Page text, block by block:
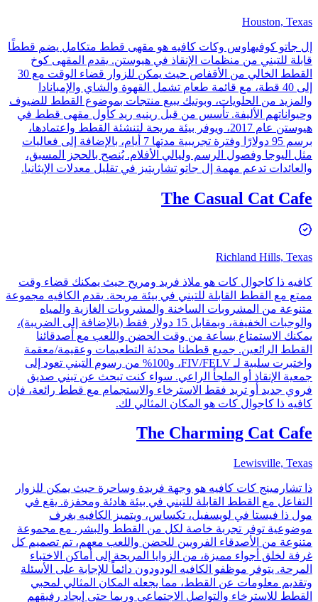
Houston, Texas
إل جاتو كوفيهاوس وكات كافيه هو مقهى قطط متكامل يضم قططًا
قابلة للتبني من منظمات الإنقاذ في هيوستن. يقدم المقهى كوخ
القطط الخالي من الأقفاص حيث يمكن للزوار قضاء الوقت مع 30
إلى 40 قطة، مع قائمة طعام تشمل القهوة والشاي والإمبانادا
والمزيد من الحلويات، وبوتيك يبيع منتجات بموضوع القطط للضيوف
وحيواناتهم الأليفة. تأسس من قبل رينيه ريد كأول مقهى قطط في
هيوستن عام 2017، ويوفر بيئة مريحة لتنشئة القطط واعتمادها،
برسم 95 دولارًا وفترة تجريبية مدتها 7 أيام، بالإضافة إلى فعاليات
مثل اليوجا وفصول الرسم وليالي الأفلام. يُنصح بالحجز المسبق،
والعائدات تدعم مهمة إل جاتو تشاريتيز في تقليل معدلات الإيثانيا.
The Casual Cat Cafe
Richland Hills, Texas
كافيه ذا كاجوال كات هو ملاذ فريد ومريح حيث يمكنك قضاء وقت
ممتع مع القطط القابلة للتبني في بيئة مريحة. يقدم الكافيه مجموعة
متنوعة من المشروبات الساخنة والمشروبات الغازية والمياه
والوجبات الخفيفة، وبمقابل 15 دولار فقط (بالإضافة إلى الضريبة)،
يمكنك الاستمتاع بساعة من وقت الحضن واللعب مع أصدقائنا
القطط الرائعين. جميع قططنا محدثة التطعيمات وعقيمة/معقمة
واختبرت سلبية لـ FIV/FELV، و100% من رسوم التبني تعود إلى
جمعية الإنقاذ أو الملجأ الراعي. سواء كنت تبحث عن تبني صديق
فروي جديد أو تريد فقط الاسترخاء والاستجمام مع قطط رائعة، فإن
كافيه ذا كاجوال كات هو المكان المثالي لك.
The Charming Cat Cafe
Lewisville, Texas
ذا تشارمينج كات كافيه هو وجهة فريدة وساحرة حيث يمكن للزوار
التفاعل مع القطط القابلة للتبني في بيئة هادئة ومحفزة. يقع في
مول ذا فيستا في لويسفيل، تكساس، ويتميز الكافيه بغرف
موضوعية توفر تجربة خاصة لكل من القطط والبشر. مع مجموعة
متنوعة من الأصدقاء الفرويين للحضن واللعب معهم، تم تصميم كل
غرفة لخلق أجواء مميزة، من الزوايا المريحة إلى أماكن الاختباء
المرحة. يتوفر موظفو الكافيه الودودون دائماً للإجابة على الأسئلة
وتقديم معلومات عن القطط، مما يجعله المكان المثالي لمحبي
القطط للاسترخاء والتواصل الاجتماعي وربما حتى إيجاد رفيقهم